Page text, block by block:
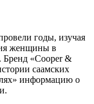
годы, изучая
женщины в
Бренд «Cooper &
саамских
информацию о